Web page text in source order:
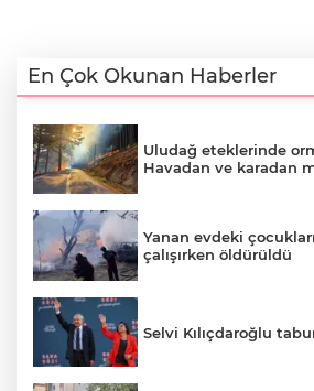
En Çok Okunan Haberler
Uludağ eteklerinde
Havadan ve karadan
Yanan evdeki
çalışırken öldürüldü
Selvi Kılıçdaroğlu